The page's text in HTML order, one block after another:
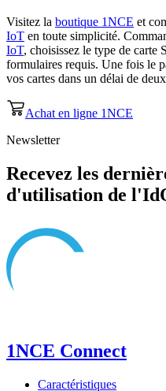
Visitez la boutique 1NCE et
IoT en toute simplicité.
IoT, choisissez le type de carte
formulaires requis. Une fois le
vos cartes dans un délai de
Achat en ligne 1NCE
Newsletter
Recevez les
d'utilisation de
1NCE Connect
Caractéristiques